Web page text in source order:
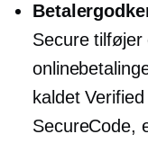
Secure tilføjer
kaldet
SecureCode,